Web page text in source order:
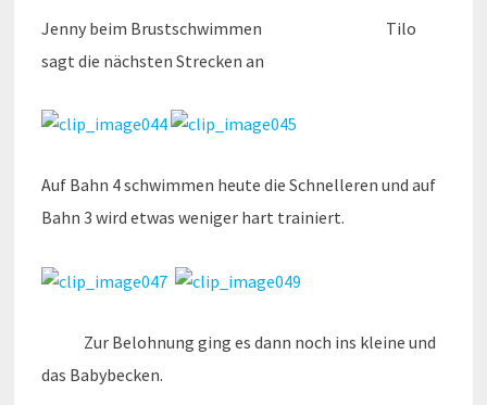
Jenny beim Brustschwimmen Tilo
sagt die nächsten Strecken an
Auf Bahn 4 schwimmen heute die Schnelleren und auf
Bahn 3 wird etwas weniger hart trainiert.
Zur Belohnung ging es dann noch ins kleine und
das Babybecken.